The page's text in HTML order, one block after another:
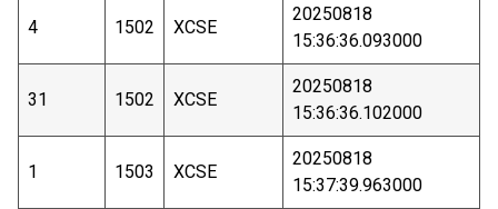
4 1502 XCSE
20250818
15:36:36.093000
31 1502 XCSE
20250818
15:36:36.102000
1 1503 XCSE
20250818
15:37:39.963000